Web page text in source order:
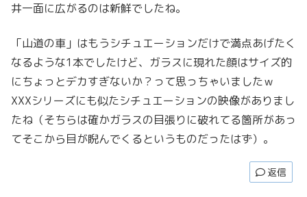
井一面に広がるのは新鮮でしたね。
「山道の車」はもうシチュエーションだけで満点あげたく
なるような1本でしたけど、ガラスに現れた顔はサイズ的
にちょっとデカすぎないか？って思っちゃいましたｗ
XXXシリーズにも似たシチュエーションの映像がありまし
たね（そちらは確かガラスの目張りに破れてる箇所があっ
てそこから目が睨んでくるというものだったはず）。
返信